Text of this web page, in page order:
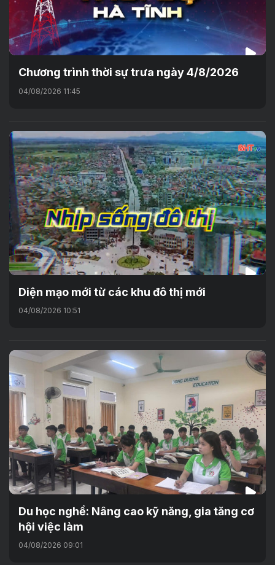
Chương trình thời sự trưa ngày 4/8/2026
04/08/2026 11:45
Diện mạo mới từ các khu đô thị mới
04/08/2026 10:51
Du học nghề: Nâng cao kỹ năng, gia tăng cơ
hội việc làm
04/08/2026 09:01